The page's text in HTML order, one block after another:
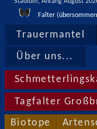
Falter
Trauermantel
Über uns...
Tagfalter
Biotope